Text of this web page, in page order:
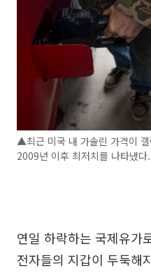
▲최근 미국 내 가솔린 가격이
2009년 이후 최저치를 나타냈다
연일 하락하는 국제유가
전자들의 지갑이 두둑해